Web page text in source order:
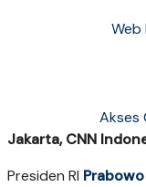
Web
Akses
Jakarta, CNN
Presiden RI